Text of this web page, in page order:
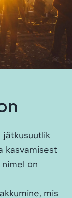
jätkusuutlik
kasvamisest
on
mis